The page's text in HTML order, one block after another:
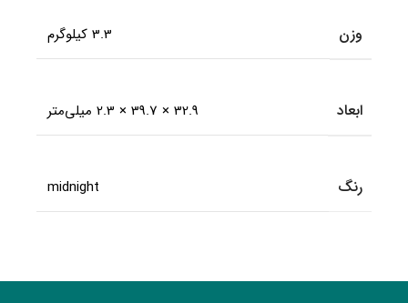
وزن 3.3 کیلوگرم
ابعاد 32.9 × 39.7 × 2.3 میلی‌متر
رنگ midnight